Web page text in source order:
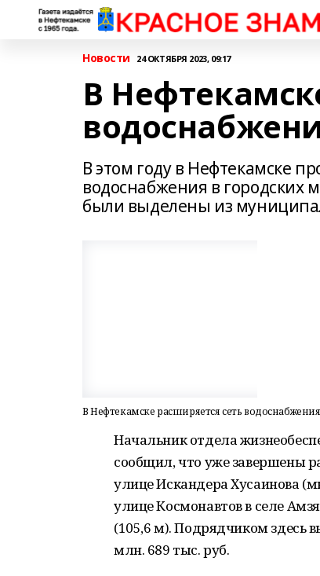
Новости 24 ОКТЯБРЯ 2023, 09:17
В
В этом году в Нефтекамске
водоснабжения в городских
были выделены из
В Нефтекамске расширяется сеть водоснабжения
Начальник отдела
сообщил, что уже завершены
улице Искандера Хусаинова
улице Космонавтов в селе
(105,6 м). Подрядчиком здесь
млн. 689 тыс. руб.